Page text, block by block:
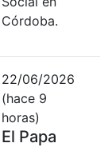
Córdoba.
22/06/2026
(hace 9
horas)
El Papa